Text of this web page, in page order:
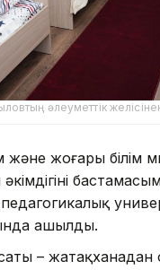
әлеуметтік
жоғары білім
ашылды.
–